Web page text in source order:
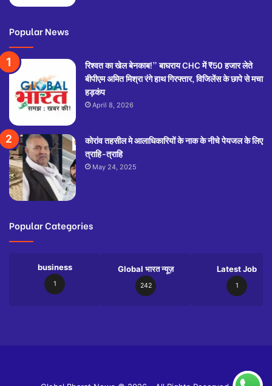
Popular News
रिश्वत का खेल बेनकाब!” बाघराय CHC में ₹50 हजार लेते
बीपीएम अमित मिश्रा रंगे हाथ गिरफ्तार, विजिलेंस के छापे से मचा
हड़कंप
April 8, 2026
कोरांव तहसील मे आलाधिकारियों के नाक के नीचे पेयजल के लिए
त्राहि-त्राहि
May 24, 2025
Popular Categories
business
1
Global भारत न्यूज़
242
Latest Job
1